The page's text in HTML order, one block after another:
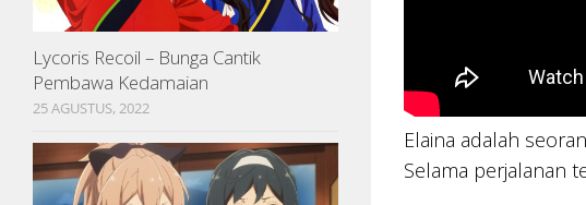
Elaina adalah
Selama perjalanan
Lycoris Recoil – Bunga Cantik
Pembawa Kedamaian
25 AGUSTUS, 2022